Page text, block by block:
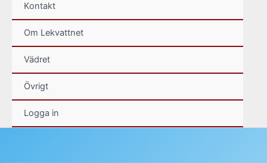
Kontakt
Om Lekvattnet
Vädret
Övrigt
Logga in